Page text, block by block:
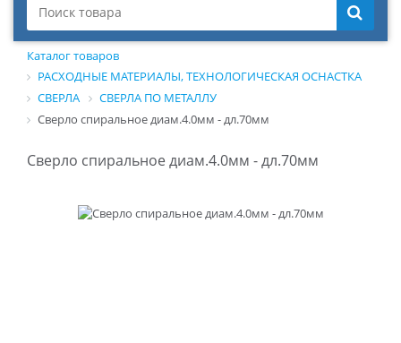
Каталог товаров
РАСХОДНЫЕ МАТЕРИАЛЫ, ТЕХНОЛОГИЧЕСКАЯ ОСНАСТКА
СВЕРЛА
СВЕРЛА ПО МЕТАЛЛУ
Сверло спиральное диам.4.0мм - дл.70мм
Сверло спиральное диам.4.0мм - дл.70мм